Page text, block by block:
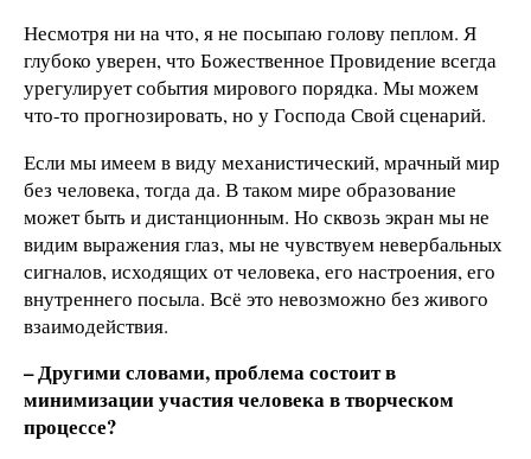
Несмотря ни на что, я не посыпаю голову пеплом. Я
глубоко уверен, что Божественное Провидение всегда
урегулирует события мирового порядка. Мы можем
что-то прогнозировать, но у Господа Свой сценарий.
Если мы имеем в виду механистический, мрачный мир
без человека, тогда да. В таком мире образование
может быть и дистанционным. Но сквозь экран мы не
видим выражения глаз, мы не чувствуем невербальных
сигналов, исходящих от человека, его настроения, его
внутреннего посыла. Всё это невозможно без живого
взаимодействия.
– Другими словами, проблема состоит в
минимизации участия человека в творческом
процессе?